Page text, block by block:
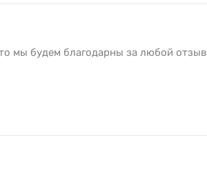
мы будем благодарны за любой отзыв